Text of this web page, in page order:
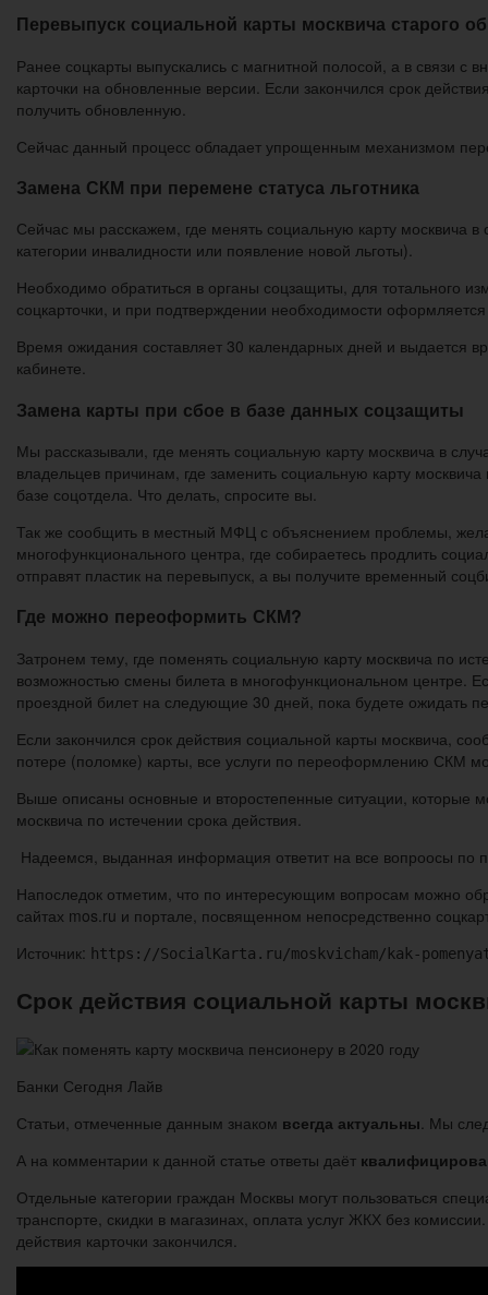
Перевыпуск социальной карты москвича старого
Ранее соцкарты выпускались с магнитной полосой, а в связи
карточки на обновленные версии. Если закончился срок
получить обновленную.
Сейчас данный процесс обладает упрощенным механизмом
Замена СКМ при перемене статуса льготника
Сейчас мы расскажем, где менять социальную карту москвича
категории инвалидности или появление новой льготы).
Необходимо обратиться в органы соцзащиты, для тотального
соцкарточки, и при подтверждении необходимости
Время ожидания составляет 30 календарных дней и выдается
кабинете.
Замена карты при сбое в базе данных соцзащиты
Мы рассказывали, где менять социальную карту москвича в
владельцев причинам, где заменить социальную карту
базе соцотдела. Что делать, спросите вы.
Так же сообщить в местный МФЦ с объяснением проблемы,
многофункционального центра, где собираетесь продлить
отправят пластик на перевыпуск, а вы получите временный
Где можно переоформить СКМ?
Затронем тему, где поменять социальную карту москвича по
возможностью смены билета в многофункциональном центре.
проездной билет на следующие 30 дней, пока будете ожидать
Если закончился срок действия социальной карты москвича,
потере (поломке) карты, все услуги по переоформлению СКМ
Выше описаны основные и второстепенные ситуации, которые
москвича по истечении срока действия.
Надеемся, выданная информация ответит на все вопроосы по
Напоследок отметим, что по интересующим вопросам можно
сайтах mos.ru и портале, посвященном непосредственно
Источник: https://SocialKarta.ru/moskvicham/kak-
Срок действия социальной карты
Банки Сегодня Лайв
Статьи, отмеченные данным знаком всегда актуальны. Мы
А на комментарии к данной статье ответы даёт
Отдельные категории граждан Москвы могут пользоваться
транспорте, скидки в магазинах, оплата услуг ЖКХ без
действия карточки закончился.